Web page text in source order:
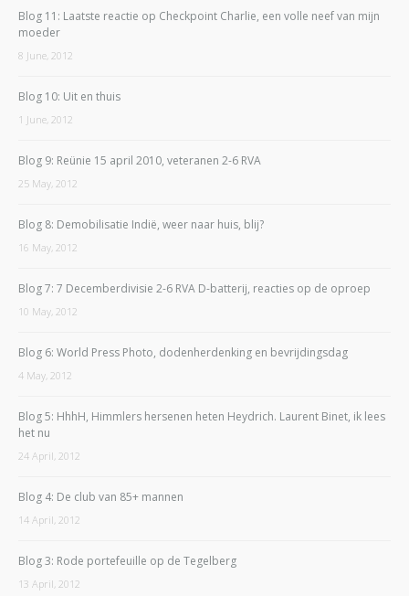
Blog 11: Laatste reactie op Checkpoint Charlie, een volle neef van mijn
moeder
8 June, 2012
Blog 10: Uit en thuis
1 June, 2012
Blog 9: Reünie 15 april 2010, veteranen 2-6 RVA
25 May, 2012
Blog 8: Demobilisatie Indië, weer naar huis, blij?
16 May, 2012
Blog 7: 7 Decemberdivisie 2-6 RVA D-batterij, reacties op de oproep
10 May, 2012
Blog 6: World Press Photo, dodenherdenking en bevrijdingsdag
4 May, 2012
Blog 5: HhhH, Himmlers hersenen heten Heydrich. Laurent Binet, ik lees
het nu
24 April, 2012
Blog 4: De club van 85+ mannen
14 April, 2012
Blog 3: Rode portefeuille op de Tegelberg
13 April, 2012